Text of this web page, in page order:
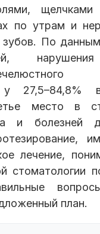
Отбеливание
Лечение десен
(16 категорий)
Чертановская
и франшизы (10)
щелчками
по утрам и
По
у 27,5–84,8%
место в
и болезней
лечение,
стоматологии
план.